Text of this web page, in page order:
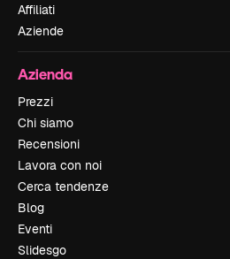
Affiliati
Aziende
Azienda
Prezzi
Chi siamo
Recensioni
Lavora con noi
Cerca tendenze
Blog
Eventi
Slidesgo